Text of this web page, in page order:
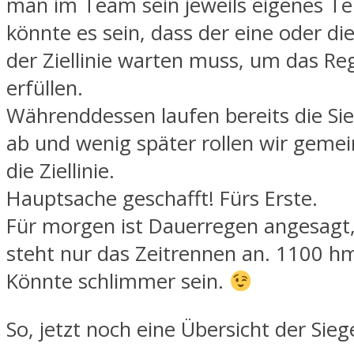
könnte es sein, dass der eine oder
der Ziellinie warten muss, um das
erfüllen.
Währenddessen laufen bereits die
ab und wenig später rollen wir
die Ziellinie.
Hauptsache geschafft! Fürs Erste.
Für morgen ist Dauerregen
steht nur das Zeitrennen an. 1100
Könnte schlimmer sein.
So, jetzt noch eine Übersicht der